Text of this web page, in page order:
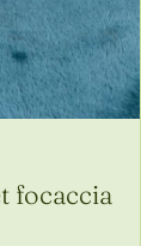
focaccia